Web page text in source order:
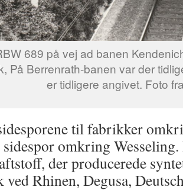
689 på vej ad banen
På Berrenrath-banen var der
er tidligere angivet. Foto
til fabrikker
omkring
der producerede
ved Rhinen, Degusa,